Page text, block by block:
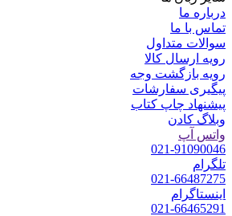
درباره ما
تماس با ما
سوالات متداول
رویه ارسال کالا
رویه بازگشت وجه
پیگیری سفارشات
پیشنهاد چاپ کتاب
وبلاگ کادن
واتس آپ
021-91090046
تلگرام
021-66487275
اینستاگرام
021-66465291